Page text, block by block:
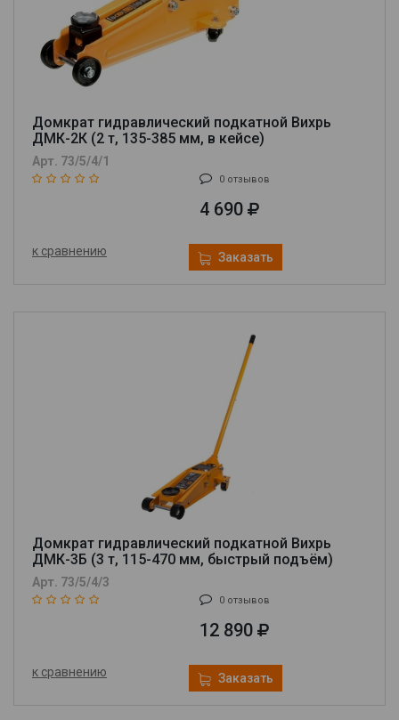
Домкрат гидравлический подкатной Вихрь
ДМК-2К (2 т, 135-385 мм, в кейсе)
Арт. 73/5/4/1
0 отзывов
4 690
к сравнению Заказать
Домкрат гидравлический подкатной Вихрь
ДМК-3Б (3 т, 115-470 мм, быстрый подъём)
Арт. 73/5/4/3
0 отзывов
12 890
к сравнению Заказать